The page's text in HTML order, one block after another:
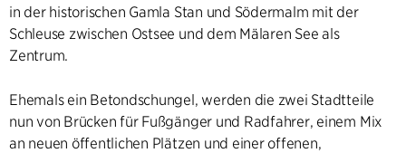
in der historischen Gamla Stan und Södermalm mit der
Schleuse zwischen Ostsee und dem Mälaren See als
Zentrum.
Ehemals ein Betondschungel, werden die zwei Stadtteile
nun von Brücken für Fußgänger und Radfahrer, einem Mix
an neuen öffentlichen Plätzen und einer offenen,